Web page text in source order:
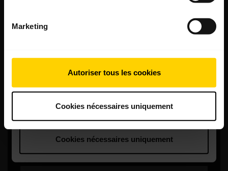
Marketing
Autoriser tous les cookies
Cookies nécessaires uniquement